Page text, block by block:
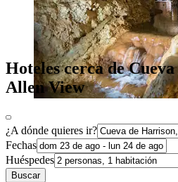
Hoteles cerca de
Allen View
¿A dónde quieres ir?
Fechas
Huéspedes
Buscar